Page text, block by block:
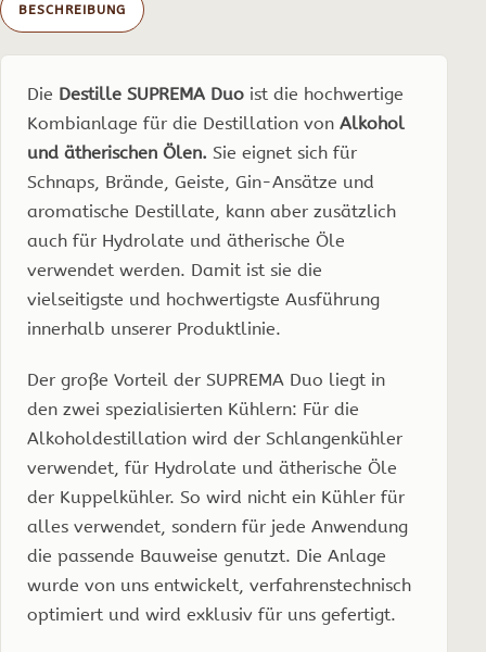
BESCHREIBUNG
Die Destille SUPREMA Duo ist die hochwertige
Kombianlage für die Destillation von Alkohol
und ätherischen Ölen. Sie eignet sich für
Schnaps, Brände, Geiste, Gin-Ansätze und
aromatische Destillate, kann aber zusätzlich
auch für Hydrolate und ätherische Öle
verwendet werden. Damit ist sie die
vielseitigste und hochwertigste Ausführung
innerhalb unserer Produktlinie.
Der große Vorteil der SUPREMA Duo liegt in
den zwei spezialisierten Kühlern: Für die
Alkoholdestillation wird der Schlangenkühler
verwendet, für Hydrolate und ätherische Öle
der Kuppelkühler. So wird nicht ein Kühler für
alles verwendet, sondern für jede Anwendung
die passende Bauweise genutzt. Die Anlage
wurde von uns entwickelt, verfahrenstechnisch
optimiert und wird exklusiv für uns gefertigt.